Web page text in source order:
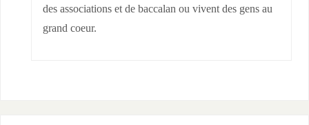
des associations et de baccalan ou vivent des gens au
grand coeur.